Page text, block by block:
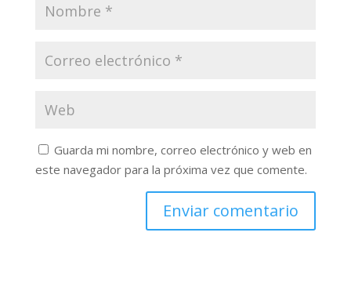
Guarda mi nombre, correo electrónico y web en
este navegador para la próxima vez que comente.